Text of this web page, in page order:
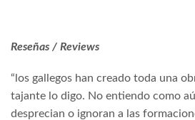
Reseñas / Reviews
“los gallegos han creado toda una
tajante lo digo. No entiendo como
desprecian o ignoran a las